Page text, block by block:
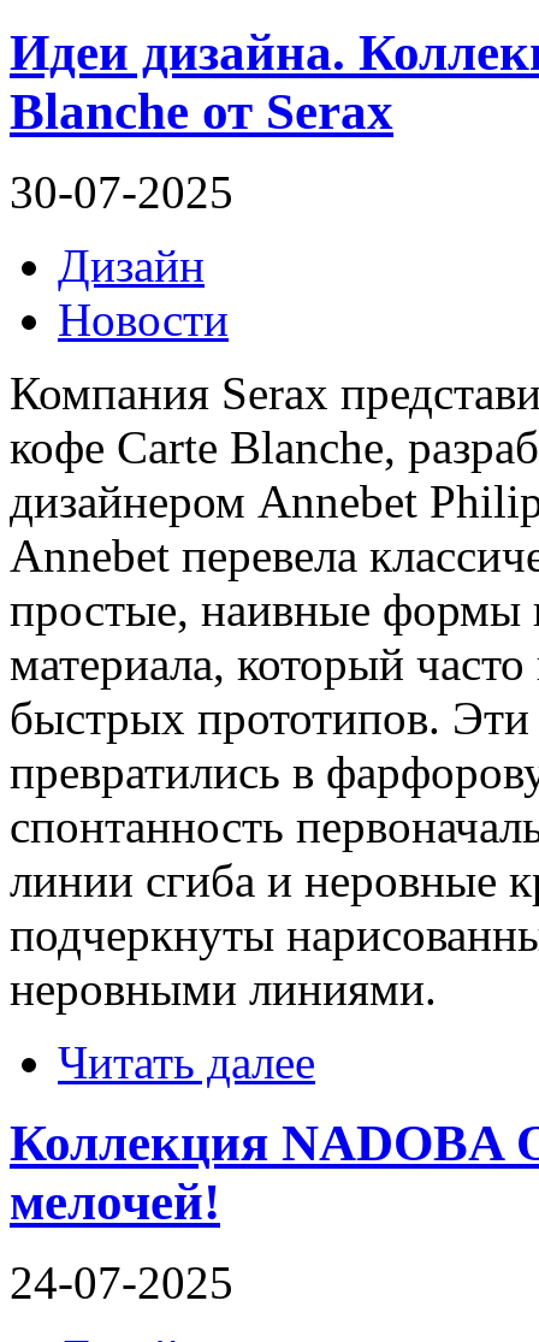
Идеи дизайна.
Blanche от Serax
30-07-2025
Дизайн
Новости
Компания Serax
кофе Carte Blanche,
дизайнером Annebet
Annebet перевела
простые, наивные формы
материала, который
быстрых прототипов.
превратились в
спонтанность
линии сгиба и неровные
подчеркнуты
неровными линиями.
Читать далее
Коллекция NADOBA
мелочей!
24-07-2025